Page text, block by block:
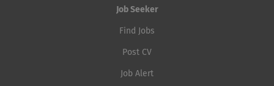
Job Seeker
Find Jobs
Post CV
Job Alert